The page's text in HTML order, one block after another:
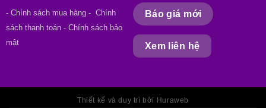
- Chính sách mua hàng - Chính
sách thanh toán - Chính sách bảo
mật
Báo giá mới
Xem liên hệ
Thiết kế và duy trì bởi Huraweb